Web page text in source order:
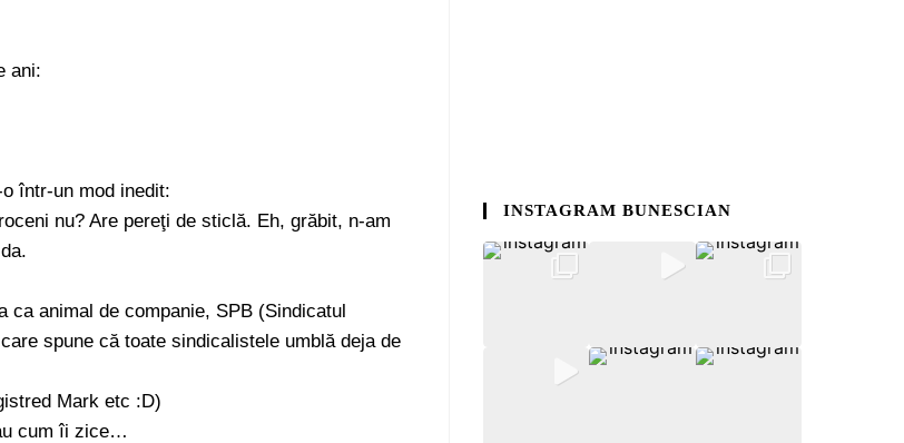
ani:
într-un mod inedit:
nu? Are pereţi de sticlă. Eh, grăbit, n-am
ca animal de companie, SPB (Sindicatul
spune că toate sindicalistele umblă deja de
Mark etc :D)
cum îi zice…
INSTAGRAM BUNESCIAN